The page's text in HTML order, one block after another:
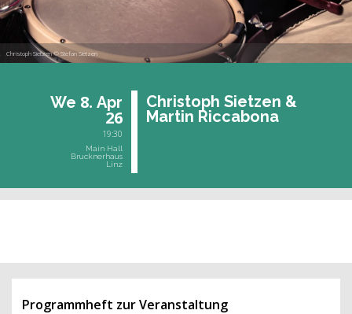
Christoph Sietzen © Stefan Sietzen
We 8. Apr
26
19:30
Main Hall
Brucknerhaus
Linz
Chris­toph Siet­zen &
Mar­tin Ric­c­a­bo­na
Programmheft zur Veranstaltung